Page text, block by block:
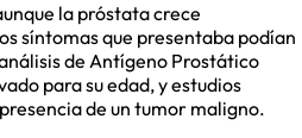
la próstata crece
síntomas que presentaba podían
de Antígeno Prostático
para su edad, y estudios
de un tumor maligno.